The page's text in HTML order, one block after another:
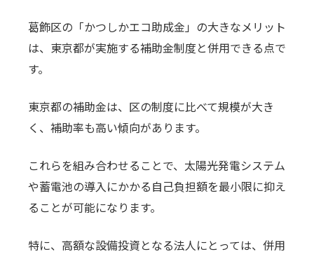
葛飾区の「かつしかエコ助成金」の大きなメリット
は、東京都が実施する補助金制度と併用できる点で
す。
東京都の補助金は、区の制度に比べて規模が大き
く、補助率も高い傾向があります。
これらを組み合わせることで、太陽光発電システム
や蓄電池の導入にかかる自己負担額を最小限に抑え
ることが可能になります。
特に、高額な設備投資となる法人にとっては、併用